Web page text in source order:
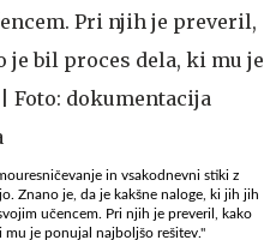
in vsakodnevni stiki z
Znano je, da je kakšne naloge, ki jih jih
učencem. Pri njih je preveril, kako
mu je ponujal najboljšo rešitev."